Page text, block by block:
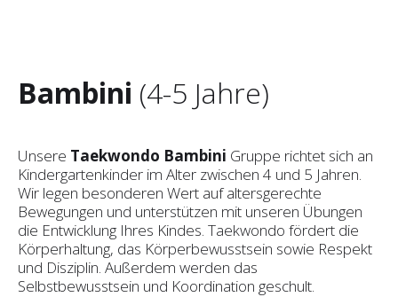
Bambini (4-5 Jahre)
Unsere Taekwondo Bambini Gruppe richtet sich an
Kindergartenkinder im Alter zwischen 4 und 5 Jahren.
Wir legen besonderen Wert auf altersgerechte
Bewegungen und unterstützen mit unseren Übungen
die Entwicklung Ihres Kindes. Taekwondo fördert die
Körperhaltung, das Körperbewusstsein sowie Respekt
und Disziplin. Außerdem werden das
Selbstbewusstsein und Koordination geschult.